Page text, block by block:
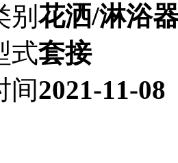
别 花洒/淋浴
式套接
间2021-11-08